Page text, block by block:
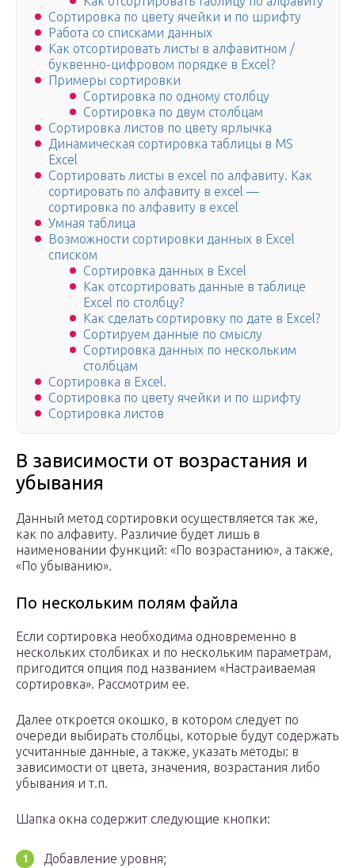
Сортировка по цвету ячейки и по шрифту
Работа со списками данных
Как отсортировать листы в алфавитном /
буквенно-цифровом порядке в Excel?
Примеры сортировки
Сортировка по одному столбцу
Сортировка по двум столбцам
Сортировка листов по цвету ярлычка
Динамическая сортировка таблицы в MS
Excel
Сортировать листы в excel по алфавиту. Как
сортировать по алфавиту в excel —
сортировка по алфавиту в excel
Умная таблица
Возможности сортировки данных в Excel
списком
Сортировка данных в Excel
Как отсортировать данные в таблице
Excel по столбцу?
Как сделать сортировку по дате в Excel?
Сортируем данные по смыслу
Сортировка данных по нескольким
столбцам
Сортировка в Excel.
Сортировка по цвету ячейки и по шрифту
Сортировка листов
В зависимости от возрастания и
убывания
Данный метод сортировки осуществляется так же,
как по алфавиту. Различие будет лишь в
наименовании функций: «По возрастанию», а также,
«По убыванию».
По нескольким полям файла
Если сортировка необходима одновременно в
нескольких столбиках и по нескольким параметрам,
пригодится опция под названием «Настраиваемая
сортировка». Рассмотрим ее.
Далее откроется окошко, в котором следует по
очереди выбирать столбцы, которые будут содержать
усчитанные данные, а также, указать методы: в
зависимости от цвета, значения, возрастания либо
убывания и т.п.
Шапка окна содержит следующие кнопки:
Добавление уровня;